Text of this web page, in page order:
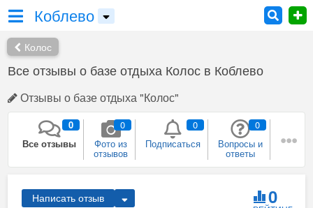
Коблево
Колос
Все отзывы о базе отдыха Колос в Коблево
Отзывы о базе отдыха "Колос"
0
Все отзывы
0
Фото из
отзывов
0
Подписаться
0
Вопросы и
ответы
0
Плюсы и
минусы
0
Рекомендации
0
0
Собираюсь
сюда
Написать отзыв 0